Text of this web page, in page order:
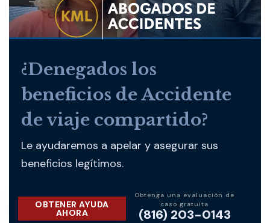
¿Denegados los
beneficios de Accidente
de viaje compartido?
Le ayudaremos a apelar y asegurar sus
beneficios legítimos.
OBTENER AYUDA
AHORA
Obtenga una evaluación de
caso gratuita
(816) 203-0143